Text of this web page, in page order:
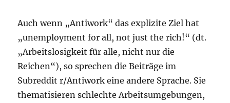
Auch wenn „Antiwork“ das explizite Ziel hat
„unemployment for all, not just the rich!“ (dt.
„Arbeitslosigkeit für alle, nicht nur die
Reichen“), so sprechen die Beiträge im
Subreddit r/Antiwork eine andere Sprache. Sie
thematisieren schlechte Arbeitsumgebungen,